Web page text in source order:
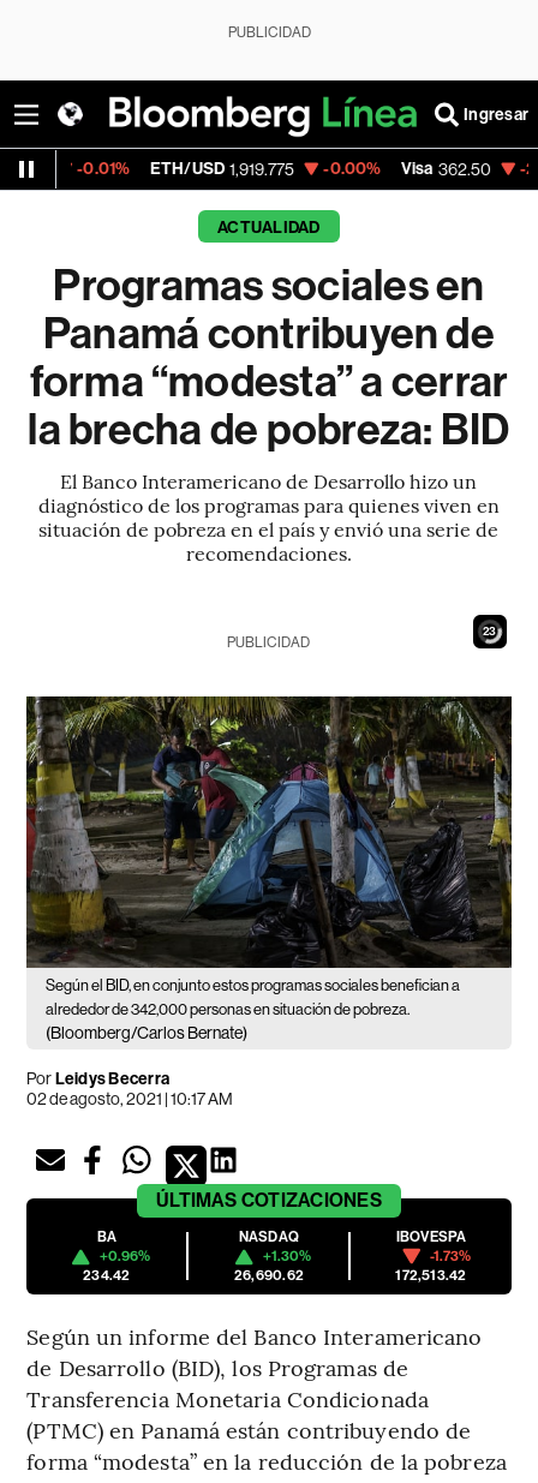
PUBLICIDAD
Ingresar
ETH/USD 1,919.775 -0.00% Visa 362.50 -2.15%
ACTUALIDAD
Programas sociales en
Panamá contribuyen de
forma “modesta” a cerrar
la brecha de pobreza: BID
El Banco Interamericano de Desarrollo hizo un
diagnóstico de los programas para quienes viven en
situación de pobreza en el país y envió una serie de
recomendaciones.
22
PUBLICIDAD
Según el BID, en conjunto estos programas sociales benefician a
alrededor de 342,000 personas en situación de pobreza.
(Bloomberg/Carlos Bernate)
PorLeidys Becerra
02 de agosto, 2021 | 10:17 AM
ÚLTIMAS COTIZACIONES
BA
+0.96%
234.42
NASDAQ
+1.30%
26,690.62
IBOVESPA
-1.73%
172,513.42
Según un informe del Banco Interamericano
de Desarrollo (BID), los Programas de
Transferencia Monetaria Condicionada
(PTMC) en Panamá están contribuyendo de
forma “modesta” en la reducción de la pobreza